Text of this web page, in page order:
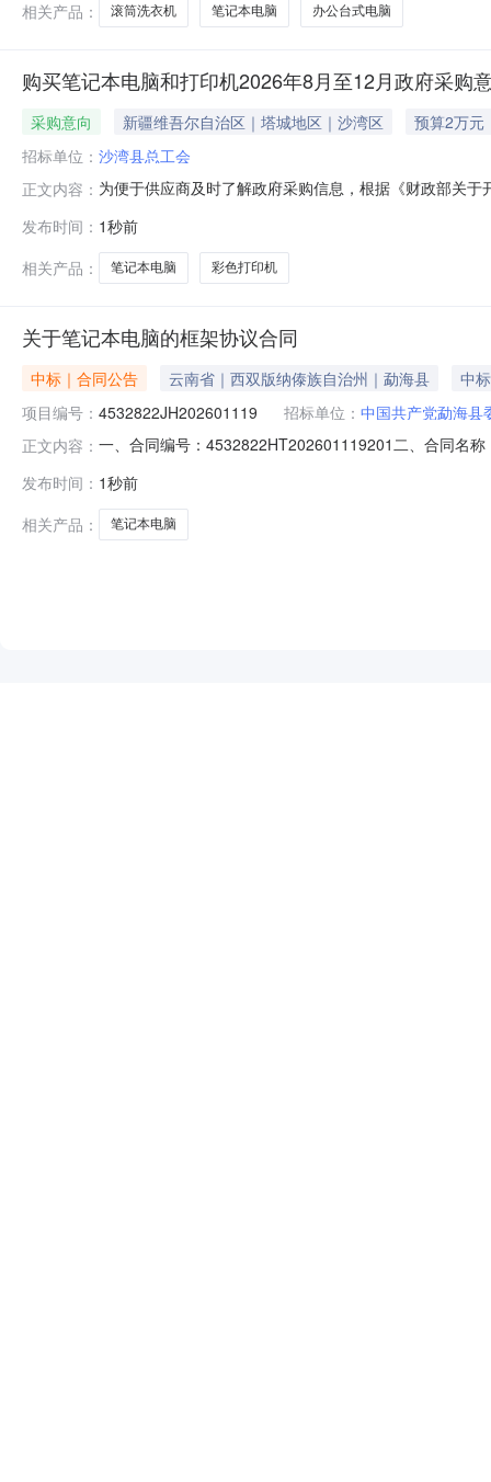
相关产品：
滚筒洗衣机 笔记本电脑 办公台式电脑
购买笔记本电脑和打印机2026年8月至12月政府采购
采购意向 新疆维吾尔自治区｜塔城地区｜沙湾区
预算2万元
招标单位： 沙湾县总工会
正文内容： 为便于供应商及时了解政府采购信息，根据《财政部关
数量：2采购需求功能或目标：笔记本电脑彩色打印机
项目情况以相关采购公告
发布时间： 1秒前
相关产品：
笔记本电脑 彩色打印机
关于笔记本电脑的框架协议合同
中标｜合同公告 云南省｜西双版纳傣族自治州｜勐海县
中
项目编号： 4532822JH202601119 招标单位： 中国共产党勐海县
正文内容： 一、合同编号：4532822HT202601119201二、合同名
方）：西双版纳启洋科技有限公司地址：云南省西双版
发布时间： 1秒前
相关产品：
笔记本电脑